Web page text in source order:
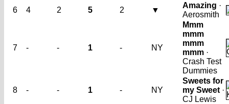
6
4 2 5 2 ▼
Amazing ·
Aerosmith
7 - - 1 - NY
Mmm
mmm
mmm
mmm ·
Crash Test
Dummies
8 - - 1 - NY
Sweets for
my Sweet ·
CJ Lewis